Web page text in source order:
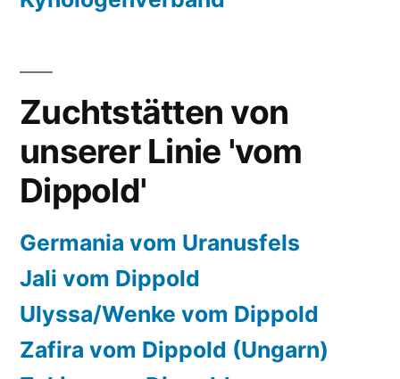
Zuchtstätten von
unserer Linie 'vom
Dippold'
Germania vom Uranusfels
Jali vom Dippold
Ulyssa/Wenke vom Dippold
Zafira vom Dippold (Ungarn)